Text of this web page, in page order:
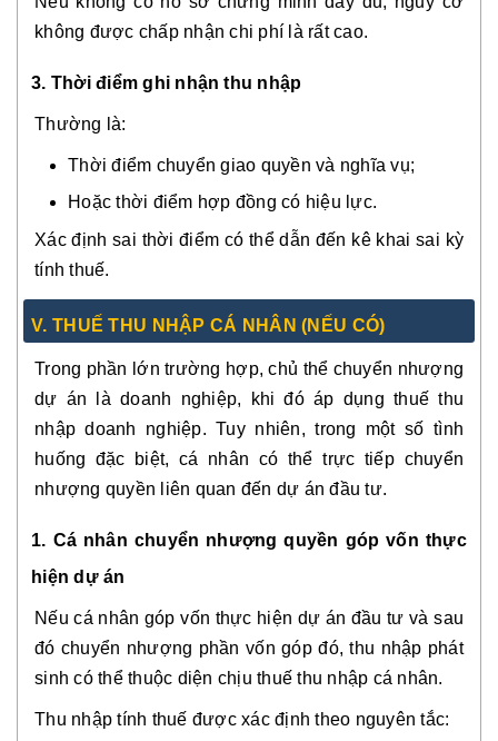
không được chấp nhận chi phí là rất cao.
3. Thời điểm ghi nhận thu nhập
Thường là:
Thời điểm chuyển giao quyền và nghĩa vụ;
Hoặc thời điểm hợp đồng có hiệu lực.
Xác định sai thời điểm có thể dẫn đến kê khai sai kỳ
tính thuế.
V. THUẾ THU NHẬP CÁ NHÂN (NẾU CÓ)
Trong phần lớn trường hợp, chủ thể chuyển nhượng
dự án là doanh nghiệp, khi đó áp dụng thuế thu
nhập doanh nghiệp. Tuy nhiên, trong một số tình
huống đặc biệt, cá nhân có thể trực tiếp chuyển
nhượng quyền liên quan đến dự án đầu tư.
1. Cá nhân chuyển nhượng quyền góp vốn thực
hiện dự án
Nếu cá nhân góp vốn thực hiện dự án đầu tư và sau
đó chuyển nhượng phần vốn góp đó, thu nhập phát
sinh có thể thuộc diện chịu thuế thu nhập cá nhân.
Thu nhập tính thuế được xác định theo nguyên tắc: